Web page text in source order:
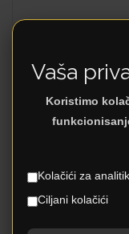
Prečnik: 150mm
Max snaga
Vaša
Koristimo
Kolačići za
Ciljani kolačići